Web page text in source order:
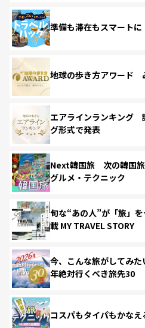
準備も滞在もスマート
地球の歩き方アワード
エアラインランキング
グ形式で発表
Next韓国旅 次の韓国旅
グルメ・テクニック
旬な“あの人”が「旅」
載 MY TRAVEL STORY
今、こんな旅がしてみ
年絶対行くべき旅先30
コスパもタイパもかな